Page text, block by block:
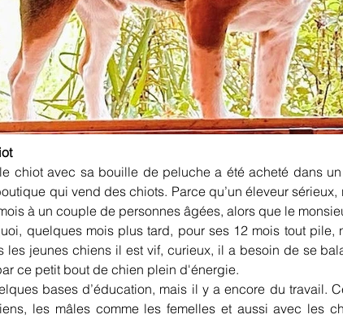
chiot avec sa bouille de peluche a été acheté dans
qui vend des chiots. Parce qu’un éleveur
à un couple de personnes âgées, alors que le
quelques mois plus tard, pour ses 12 mois tout
les jeunes chiens il est vif, curieux, il a besoin de se
ce petit bout de chien plein d'énergie.
bases d’éducation, mais il y a encore du travail.
les mâles comme les femelles et aussi avec les